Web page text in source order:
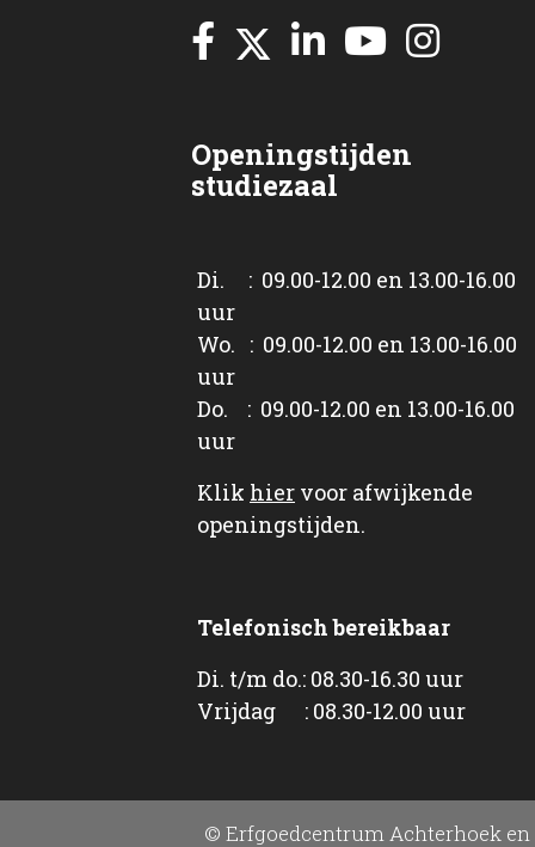
Openingstijden
studiezaal
Di. : 09.00-12.00 en 13.00-16.00
uur
Wo. : 09.00-12.00 en 13.00-16.00
uur
Do. : 09.00-12.00 en 13.00-16.00
uur
Klik hier voor afwijkende
openingstijden.
Telefonisch bereikbaar
Di. t/m do.: 08.30-16.30 uur
Vrijdag : 08.30-12.00 uur
© Erfgoedcentrum Achterhoek en